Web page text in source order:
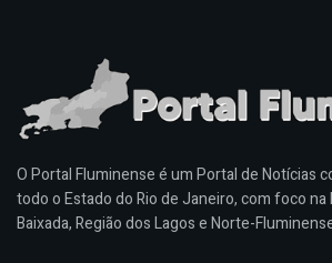
O Portal Fluminense é um Portal de Notícias
todo o Estado do Rio de Janeiro, com foco
Baixada, Região dos Lagos e Norte-